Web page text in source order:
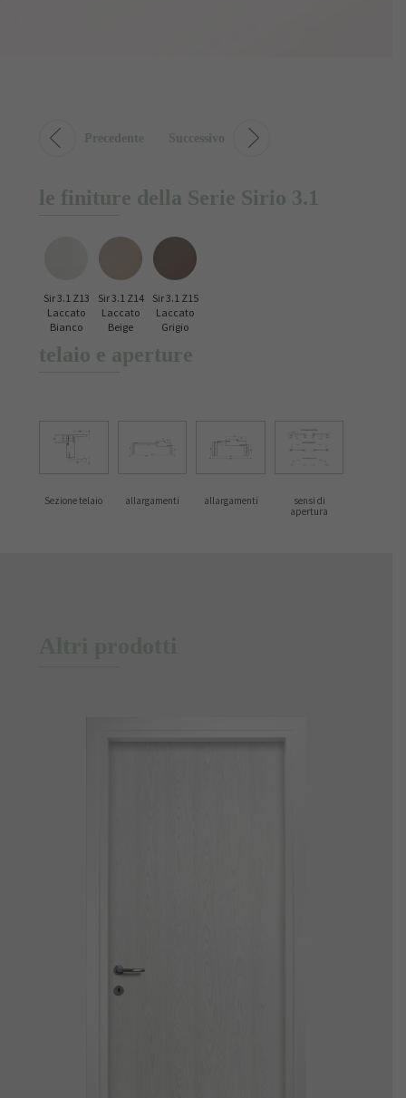
Successivo
Precedente
le finiture della Serie Sirio 3.1
Sir 3.1 Z13
Laccato
Bianco
Sir 3.1 Z14
Laccato
Beige
Sir 3.1 Z15
Laccato
Grigio
telaio e aperture
Sezione telaio allargamenti allargamenti
sensi di
apertura